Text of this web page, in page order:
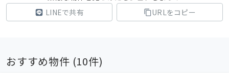
LINEで共有
URLをコピー
おすすめ物件 (10件)